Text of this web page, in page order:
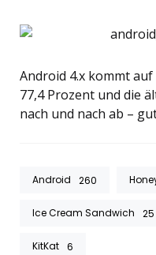
Android 4.x kommt
77,4 Prozent und die
nach und nach ab –
Android 260
Ice Cream Sandwich 25
KitKat 6